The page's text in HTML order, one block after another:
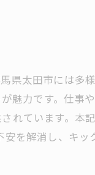
県太田市には多
魅力です。仕事
れています。本
を解消し、キッ